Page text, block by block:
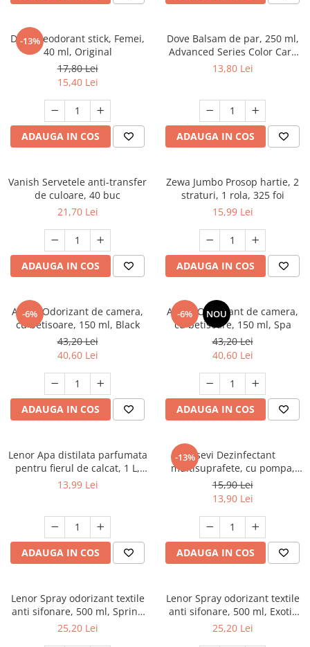
-13%
Dove Deodorant stick, Femei,
40 ml, Original
17,80 Lei
15,40 Lei
ADAUGA IN COS
Dove Balsam de par, 250 ml,
Advanced Series Color Care
Vibrancy, pentru par vopsit
13,80 Lei
ADAUGA IN COS
Vanish Servetele anti-transfer
de culoare, 40 buc
21,70 Lei
ADAUGA IN COS
Zewa Jumbo Prosop hartie, 2
straturi, 1 rola, 325 foi
15,99 Lei
ADAUGA IN COS
-6%
Areon Odorizant de camera,
cu betisoare, 150 ml, Black
43,20 Lei
40,60 Lei
ADAUGA IN COS
-6% NOU
Areon Odorizant de camera,
cu betisoare, 150 ml, Spa
43,20 Lei
40,60 Lei
ADAUGA IN COS
Lenor Apa distilata parfumata
pentru fierul de calcat, 1 L,
Spring Awakening
13,99 Lei
ADAUGA IN COS
-13%Asevi Dezinfectant
multisuprafete, cu pompa,
750 ml, Gerpostar Plus
15,90 Lei
13,90 Lei
ADAUGA IN COS
Lenor Spray odorizant textile
anti sifonare, 500 ml, Spring
Awakening
25,20 Lei
Lenor Spray odorizant textile
anti sifonare, 500 ml, Exotic
Bloom
25,20 Lei